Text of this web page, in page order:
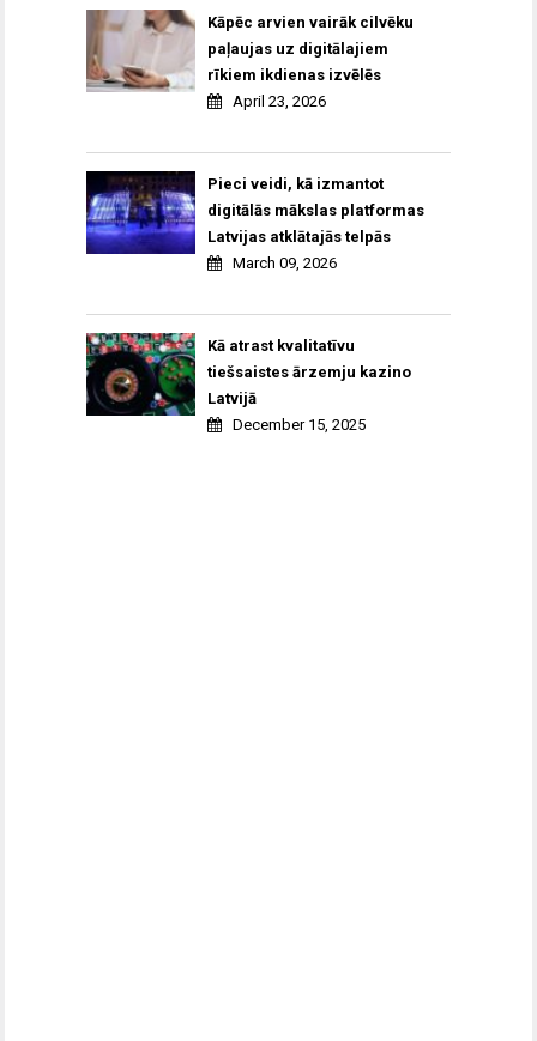
Kāpēc arvien vairāk cilvēku
paļaujas uz digitālajiem
rīkiem ikdienas izvēlēs
April 23, 2026
Pieci veidi, kā izmantot
digitālās mākslas platformas
Latvijas atklātajās telpās
March 09, 2026
Kā atrast kvalitatīvu
tiešsaistes ārzemju kazino
Latvijā
December 15, 2025